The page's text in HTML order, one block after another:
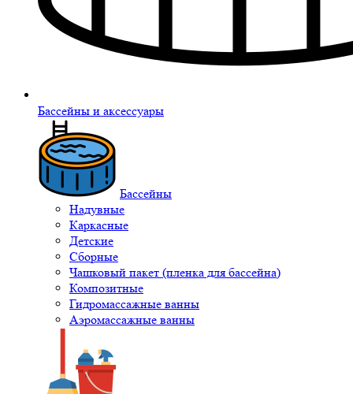
Бассейны и аксессуары
Бассейны
Надувные
Каркасные
Детские
Сборные
Чашковый пакет (пленка для бассейна)
Композитные
Гидромассажные ванны
Аэромассажные ванны